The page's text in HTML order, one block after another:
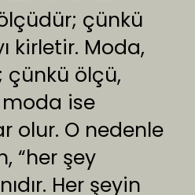
çünkü
kirletir. Moda,
çünkü ölçü,
moda ise
olur. O nedenle
“her şey
Her şeyin